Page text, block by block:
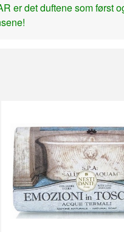
er det duftene som